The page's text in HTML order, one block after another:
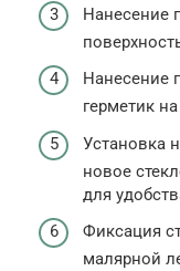
Нанесение
Нанесение
герметик
Установка
новое
для
Фиксация
малярной